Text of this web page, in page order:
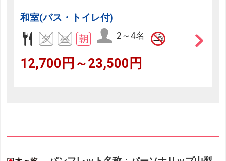
和室(バス・トイレ付)
2～4名
12,700円～23,500円